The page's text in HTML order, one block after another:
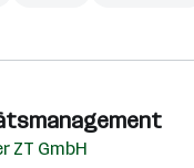
ZT GmbH